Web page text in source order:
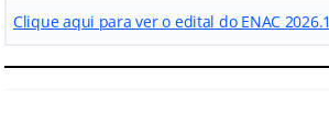
Clique aqui para ver o edital do ENAC 2026.1